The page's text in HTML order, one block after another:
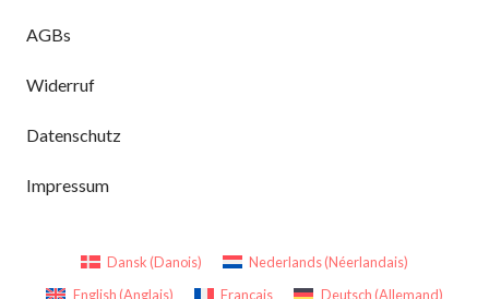
AGBs
Widerruf
Datenschutz
Impressum
Dansk (Danois) Nederlands(Néerlandais)
English (Anglais) Français Deutsch (Allemand)